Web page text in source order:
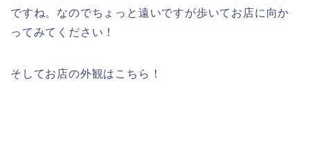
ですね。なのでちょっと遠いですが歩いてお店に向か
ってみてください！
そしてお店の外観はこちら！